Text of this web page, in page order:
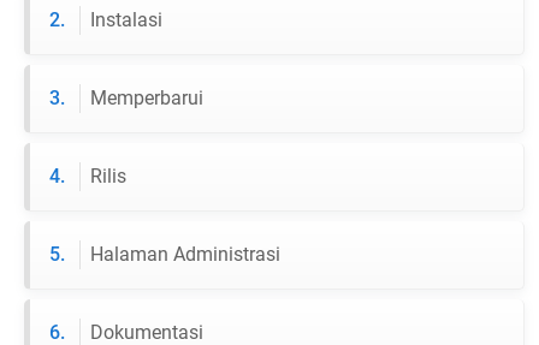
2. Instalasi
3. Memperbarui
4. Rilis
5. Halaman Administrasi
6. Dokumentasi